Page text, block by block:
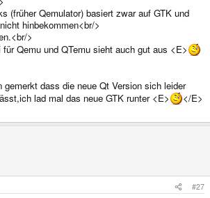
(früher Qemulator) basiert zwar auf GTK und
hinbekommen<br/>
>
Qemu und QTemu sieht auch gut aus <E>
gemerkt dass die neue Qt Version sich leider
lad mal das neue GTK runter <E>
</E>
#27